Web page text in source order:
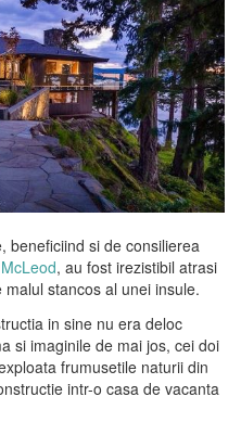
beneficiind si de consilierea
, au fost irezistibil atrasi
stancos al unei insule.
in sine nu era deloc
si imaginile de mai jos, cei doi
frumusetile naturii din
intr-o casa de vacanta